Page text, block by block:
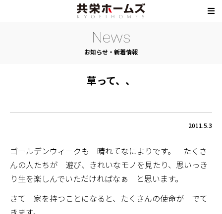
News
お知らせ・新着情報
草って、、
2011.5.3
ゴールデンウィークも 晴れてなによりです。 たくさ
んの人たちが 遊び、きれいなモノを見たり、思いっき
り生を楽しんでいただければなぁ と思います。
さて 家を持つことになると、たくさんの使命が でて